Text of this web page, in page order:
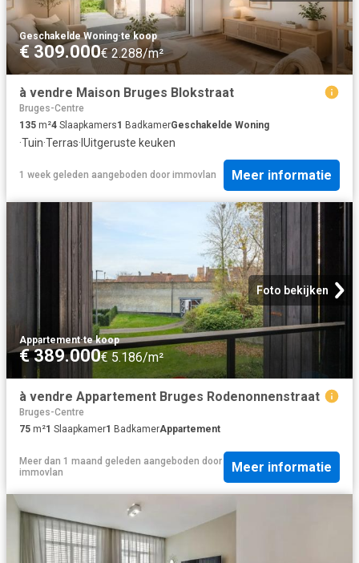
Geschakelde Woning·te koop
€ 309.000€ 2.288/m²
à vendre Maison Bruges Blokstraat
Bruges-Centre
135 m²4 Slaapkamers1 BadkamerGeschakelde Woning
·Tuin·Terras·IUitgeruste keuken
1 week geleden aangeboden door immovlan Meer informatie
Foto bekijken
Appartement·te koop
€ 389.000€ 5.186/m²
à vendre Appartement Bruges Rodenonnenstraat
Bruges-Centre
75 m²1 Slaapkamer1 BadkamerAppartement
Meer dan 1 maand geleden aangeboden door
immovlan
Meer informatie